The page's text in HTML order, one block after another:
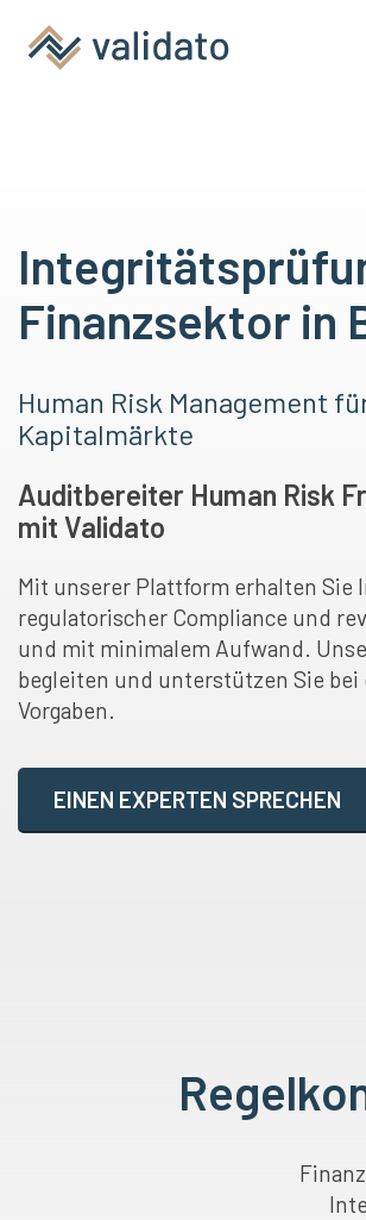
Finanzsektor in
Human Risk Management
Kapitalmärkte
Auditbereiter Human Risk
mit Validato
Mit unserer Plattform erhalten
regulatorischer Compliance und
und mit minimalem Aufwand.
begleiten und unterstützen Sie
Vorgaben.
EINEN EXPERTEN SPRECHEN